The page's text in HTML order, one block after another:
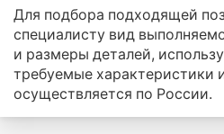
Для подбора подходящей
специалисту вид
и размеры деталей,
требуемые характеристики
осуществляется по России.